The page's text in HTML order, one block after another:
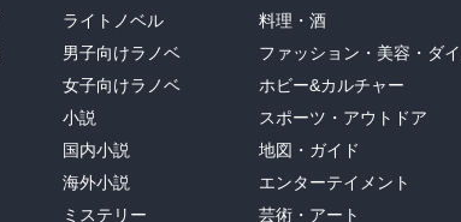
ライトノベル
男子向けラノベ
女子向けラノベ
小説
国内小説
海外小説
ミステリー
料理・酒
ファッション・美容・ダ
ホビー&カルチャー
スポーツ・アウトドア
地図・ガイド
エンターテイメント
芸術・アート